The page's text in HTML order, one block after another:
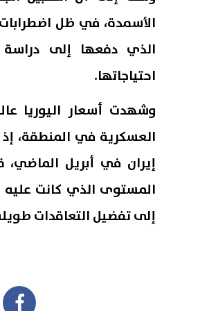
الأسمدة، في ظل اضطرابات
الذي دفعها إلى دراسة
احتياجاتها.
وشهدت أسعار اليوريا
المستوى الذي كانت عليه
إلى تفضيل التعاقدات